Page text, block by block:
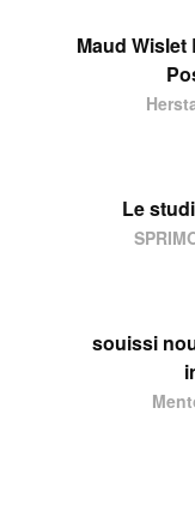
Maud Wislet
Le
souissi